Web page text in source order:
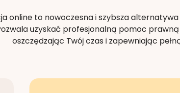
online to nowoczesna i szybsza
uzyskać profesjonalną pomoc
oszczędzając Twój czas i zapewniając